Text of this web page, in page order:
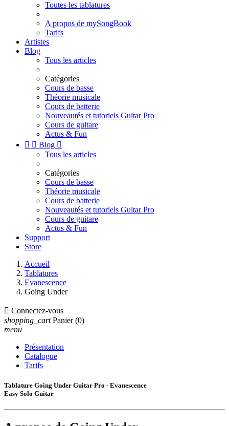
Toutes les tablatures
A propos de mySongBook
Tarifs
Artistes
Blog
Tous les articles
Catégories
Cours de basse
Théorie musicale
Cours de batterie
Nouveautés et tutoriels Guitar Pro
Cours de guitare
Actus & Fun
  Blog 
Tous les articles
Catégories
Cours de basse
Théorie musicale
Cours de batterie
Nouveautés et tutoriels Guitar Pro
Cours de guitare
Actus & Fun
Support
Store
Accueil
Tablatures
Evanescence
Going Under
 Connectez-vous
shopping_cart Panier (0)
menu
Présentation
Catalogue
Tarifs
Tablature Going Under Guitar Pro - Evanescence
Easy Solo Guitar